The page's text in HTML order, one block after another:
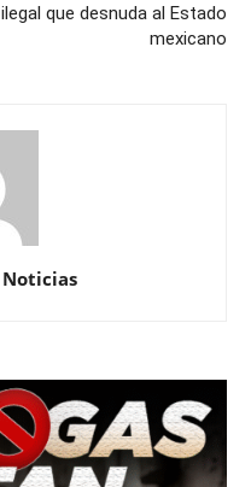
ilegal que desnuda al Estado
mexicano